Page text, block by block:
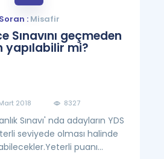
Soran :Misafir
Sınavını geçmeden
yapılabilir mi?
2018 8327
Sınavı' nda adayların YDS
seviyede olması halinde
puanı...